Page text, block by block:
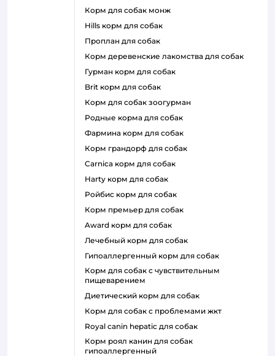
корм для собак монж
hills корм для собак
проплан для собак
корм деревенские лакомства для собак
гурман корм для собак
brit корм для собак
корм для собак зоогурман
родные корма для собак
фармина корм для собак
корм грандорф для собак
carnica корм для собак
harty корм для собак
ройбис корм для собак
корм премьер для собак
award корм для собак
лечебный корм для собак
гипоаллергенный корм для собак
корм для собак с чувствительным
пищеварением
диетический корм для собак
корм для собак с проблемами жкт
royal canin hepatic для собак
корм роял канин для собак
гипоаллергенный